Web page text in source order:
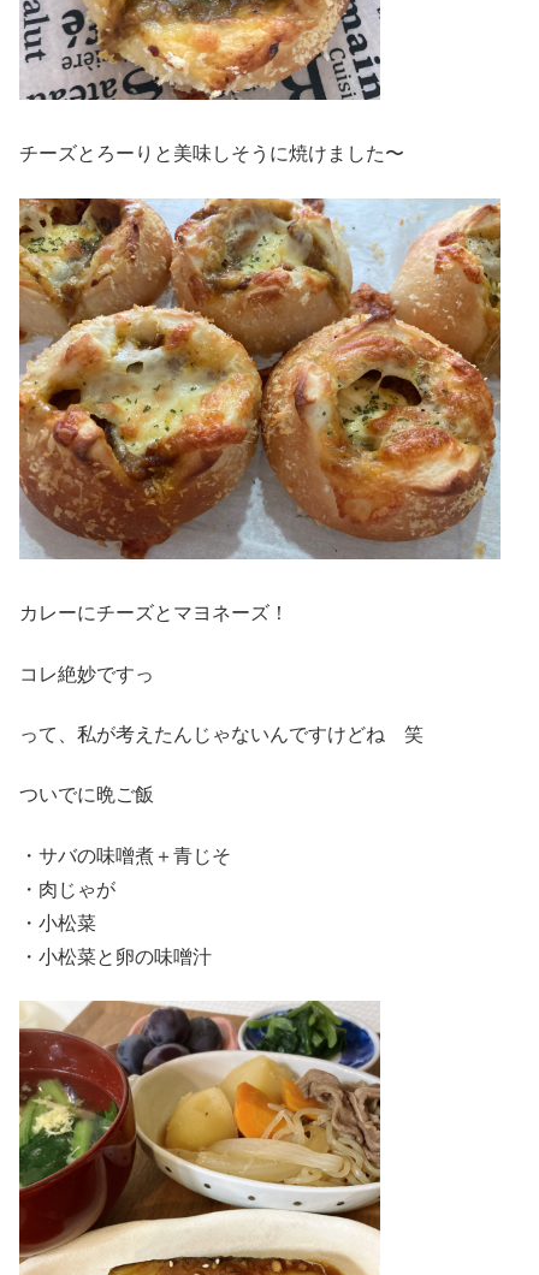
チーズとろーりと美味しそうに焼けました〜
カレーにチーズとマヨネーズ！
コレ絶妙ですっ
って、私が考えたんじゃないんですけどね 笑
ついでに晩ご飯
・サバの味噌煮＋青じそ
・肉じゃが
・小松菜
・小松菜と卵の味噌汁